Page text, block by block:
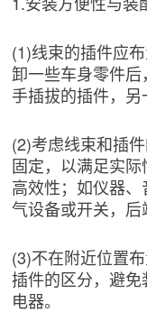
(1)线束的插件应
卸一些车身零件
手插拔的插件，另
(2)考虑线束和插
固定，以满足实
高效性；如仪器
气设备或开关，后
(3)不在附近位置
插件的区分，避
电器。